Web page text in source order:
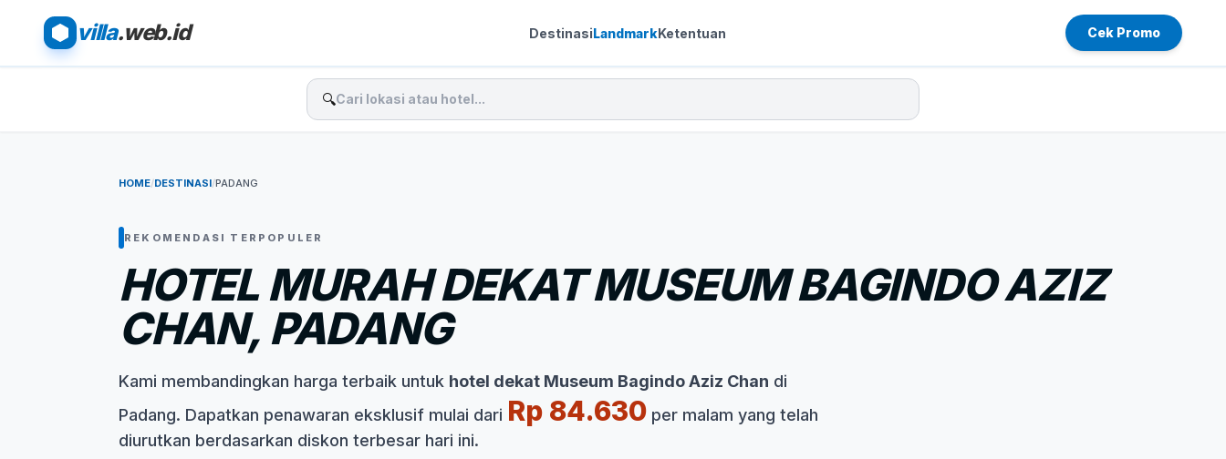
villa.web.id DestinasiLandmarkKetentuan Cek Promo
🔍
HOME/DESTINASI/PADANG
REKOMENDASI TERPOPULER
HOTEL MURAH DEKAT MUSEUM BAGINDO AZIZ
CHAN, PADANG
Kami membandingkan harga terbaik untuk hotel dekat Museum Bagindo Aziz Chan di
Padang. Dapatkan penawaran eksklusif mulai dari Rp 84.630 per malam yang telah
diurutkan berdasarkan diskon terbesar hari ini.